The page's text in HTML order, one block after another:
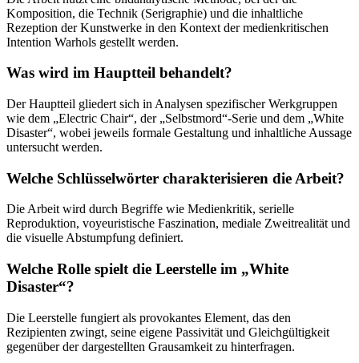
Komposition, die Technik (Serigraphie) und die inhaltliche
Rezeption der Kunstwerke in den Kontext der medienkritischen
Intention Warhols gestellt werden.
Was wird im Hauptteil behandelt?
Der Hauptteil gliedert sich in Analysen spezifischer Werkgruppen
wie dem „Electric Chair“, der „Selbstmord“-Serie und dem „White
Disaster“, wobei jeweils formale Gestaltung und inhaltliche Aussage
untersucht werden.
Welche Schlüsselwörter charakterisieren die Arbeit?
Die Arbeit wird durch Begriffe wie Medienkritik, serielle
Reproduktion, voyeuristische Faszination, mediale Zweitrealität und
die visuelle Abstumpfung definiert.
Welche Rolle spielt die Leerstelle im „White
Disaster“?
Die Leerstelle fungiert als provokantes Element, das den
Rezipienten zwingt, seine eigene Passivität und Gleichgültigkeit
gegenüber der dargestellten Grausamkeit zu hinterfragen.